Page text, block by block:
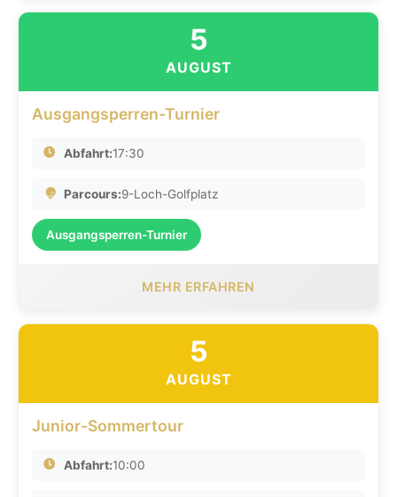
5
AUGUST
Ausgangsperren-Turnier
Abfahrt:17:30
Parcours:9-Loch-Golfplatz
Ausgangsperren-Turnier
MEHR ERFAHREN
5
AUGUST
Junior-Sommertour
Abfahrt:10:00